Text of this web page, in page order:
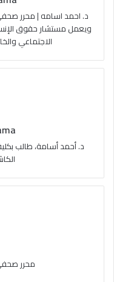
e
د. احمد اسامه | محرر
ويعمل مستشار حقوق
الاجتماعي
د. أحمد أسامة، طالب
الكاش :
محرر صحفي